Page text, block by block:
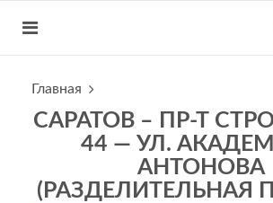
Главная
САРАТОВ – ПР-Т
44 — УЛ.
АНТОНОВА
(РАЗДЕЛИТЕЛЬНАЯ